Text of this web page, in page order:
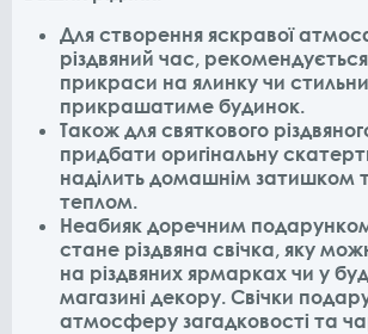
Для створення яскравої
різдвяний час,
прикраси на ялинку чи
прикрашатиме будинок.
Також для святкового
придбати оригінальну
наділить домашнім затишком
теплом.
Неабияк доречним
стане різдвяна свічка, яку
на різдвяних ярмарках чи у
магазині декору. Свічки
атмосферу загадковості та